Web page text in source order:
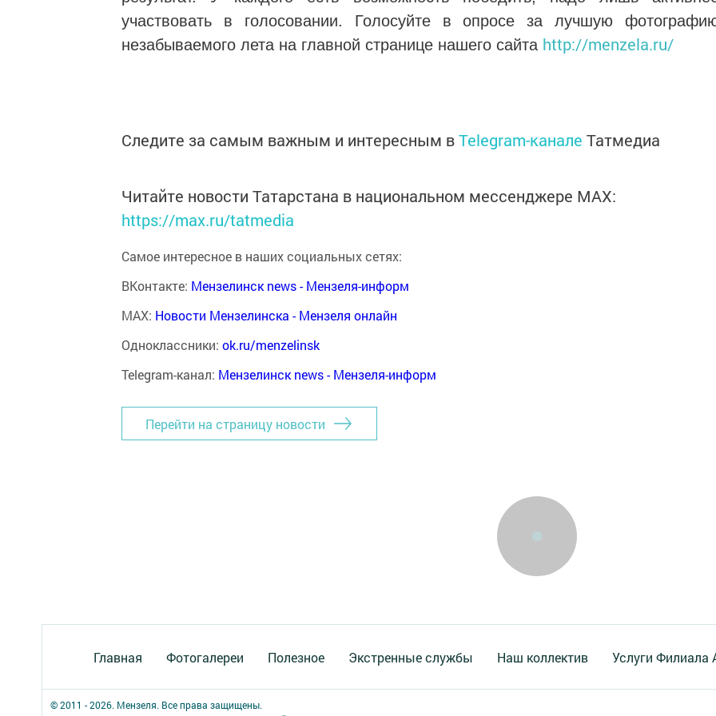
участвовать в голосовании. Голосуйте в опросе за лучшую
незабываемого лета на главной странице нашего сайта http://menzela.ru/
Следите за самым важным и интересным вTelegram-канале Татмедиа
Читайте новости Татарстана в национальном мессенджере MАХ:
https://max.ru/tatmedia
Самое интересное в наших социальных сетях:
ВКонтакте: Мензелинск news - Мензеля-информ
MAX: Новости Мензелинска - Мензеля онлайн
Одноклассники: ok.ru/menzelinsk
Telegram-канал: Мензелинск news - Мензеля-информ
Перейти на страницу новости
Главная Фотогалереи Полезное Экстренные службы Наш коллектив Услуги
© 2011 - 2026. Мензеля. Все права защищены.